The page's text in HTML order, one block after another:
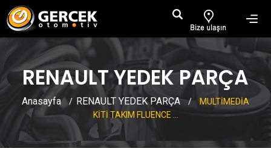
RENAULT YEDEK PARÇA
Anasayfa / RENAULT YEDEK PARÇA /
MULTİMEDİA
KİTİ TAKIM FLUENCE ...